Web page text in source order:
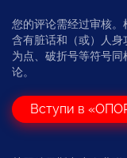
您的评论需经过审核
含有脏话和（或）人
为点、破折号等符号
论。
Вступи в